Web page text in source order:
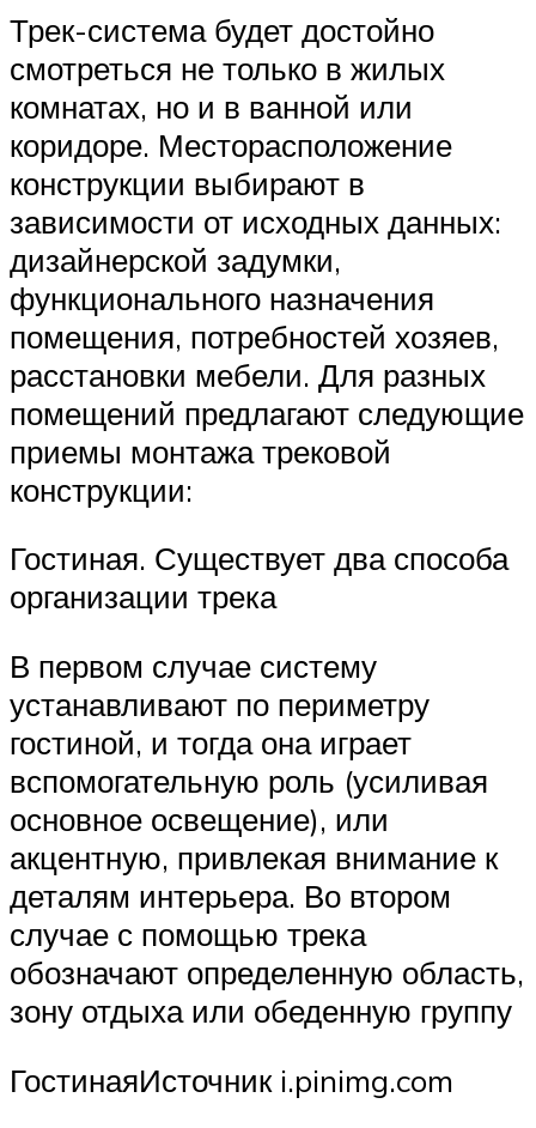
Трек-система будет достойно
смотреться не только в жилых
комнатах, но и в ванной или
коридоре. Месторасположение
конструкции выбирают в
зависимости от исходных данных:
дизайнерской задумки,
функционального назначения
помещения, потребностей хозяев,
расстановки мебели. Для разных
помещений предлагают следующие
приемы монтажа трековой
конструкции:
Гостиная. Существует два способа
организации трека
В первом случае систему
устанавливают по периметру
гостиной, и тогда она играет
вспомогательную роль (усиливая
основное освещение), или
акцентную, привлекая внимание к
деталям интерьера. Во втором
случае с помощью трека
обозначают определенную область,
зону отдыха или обеденную группу
ГостинаяИсточник i.pinimg.com